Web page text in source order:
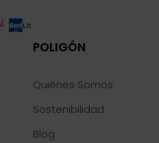
POLIGÓN
Quiénes Somos
Sostenibilidad
Blog